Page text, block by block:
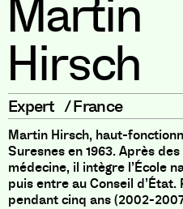
Martin
Hirsch
Expert /France
Martin Hirsch, haut-
Suresnes en 1963. Après
médecine, il intègre l’École
puis entre au Conseil
pendant cinq ans (2002-